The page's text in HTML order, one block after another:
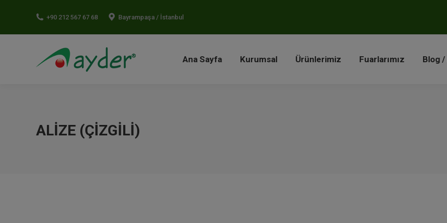
+90 212 567 67 68 Bayrampaşa / İstanbul
Ana Sayfa Kurumsal Ürünlerimiz Fuarlarımız Blog /
ALIZE (ÇIZGILI)